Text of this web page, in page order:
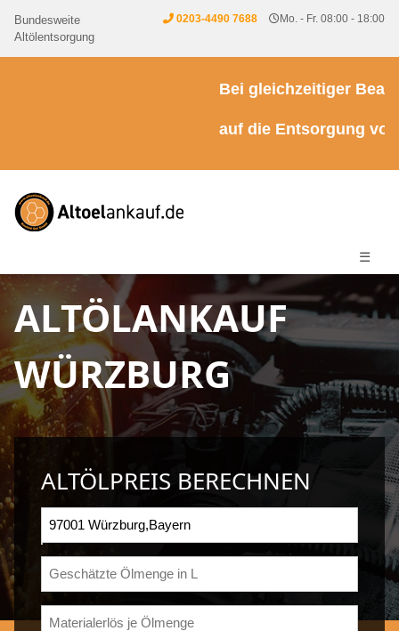
Bundesweite
Altölentsorgung
0203-4490 7688 Mo. - Fr. 08:00 - 18:00
Bei gleichzeitiger
auf die Entsorgung von
☰
ALTÖLANKAUF
WÜRZBURG
ALTÖLPREIS BERECHNEN